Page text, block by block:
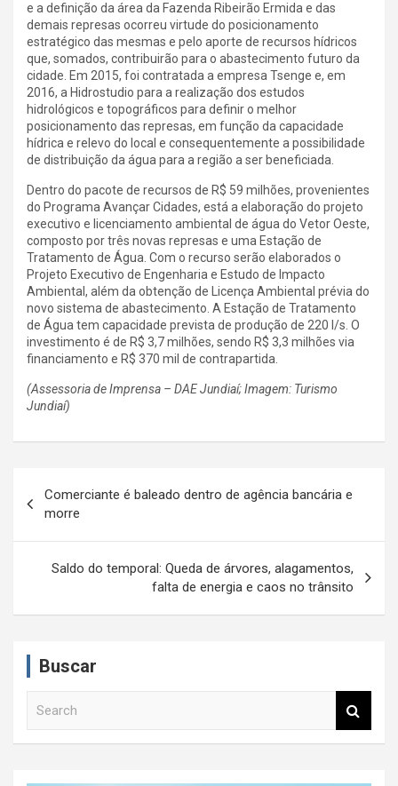
e a definição da área da Fazenda Ribeirão Ermida e das
demais represas ocorreu virtude do posicionamento
estratégico das mesmas e pelo aporte de recursos hídricos
que, somados, contribuirão para o abastecimento futuro da
cidade. Em 2015, foi contratada a empresa Tsenge e, em
2016, a Hidrostudio para a realização dos estudos
hidrológicos e topográficos para definir o melhor
posicionamento das represas, em função da capacidade
hídrica e relevo do local e consequentemente a possibilidade
de distribuição da água para a região a ser beneficiada.
Dentro do pacote de recursos de R$ 59 milhões, provenientes
do Programa Avançar Cidades, está a elaboração do projeto
executivo e licenciamento ambiental de água do Vetor Oeste,
composto por três novas represas e uma Estação de
Tratamento de Água. Com o recurso serão elaborados o
Projeto Executivo de Engenharia e Estudo de Impacto
Ambiental, além da obtenção de Licença Ambiental prévia do
novo sistema de abastecimento. A Estação de Tratamento
de Água tem capacidade prevista de produção de 220 l/s. O
investimento é de R$ 3,7 milhões, sendo R$ 3,3 milhões via
financiamento e R$ 370 mil de contrapartida.
(Assessoria de Imprensa – DAE Jundiaí; Imagem: Turismo
Jundiaí)
v
a
d
Comerciante é baleado dentro de agência bancária e
morre
Saldo do temporal: Queda de árvores, alagamentos,
falta de energia e caos no trânsito
Buscar